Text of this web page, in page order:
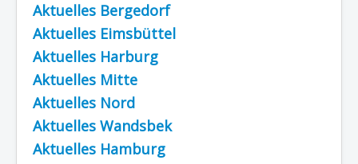
Aktuelles Bergedorf
Aktuelles Eimsbüttel
Aktuelles Harburg
Aktuelles Mitte
Aktuelles Nord
Aktuelles Wandsbek
Aktuelles Hamburg